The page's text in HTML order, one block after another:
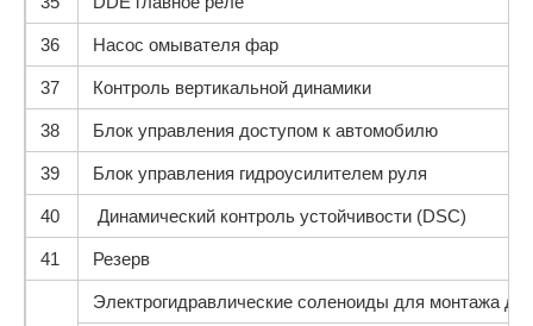
36 Насос омывателя фар
37 Контроль вертикальной динамики
38 Блок управления доступом к автомобилю
39 Блок управления гидроусилителем руля
40 Динамический контроль устойчивости (DSC)
41 Резерв
Электрогидравлические соленоиды для монтажа